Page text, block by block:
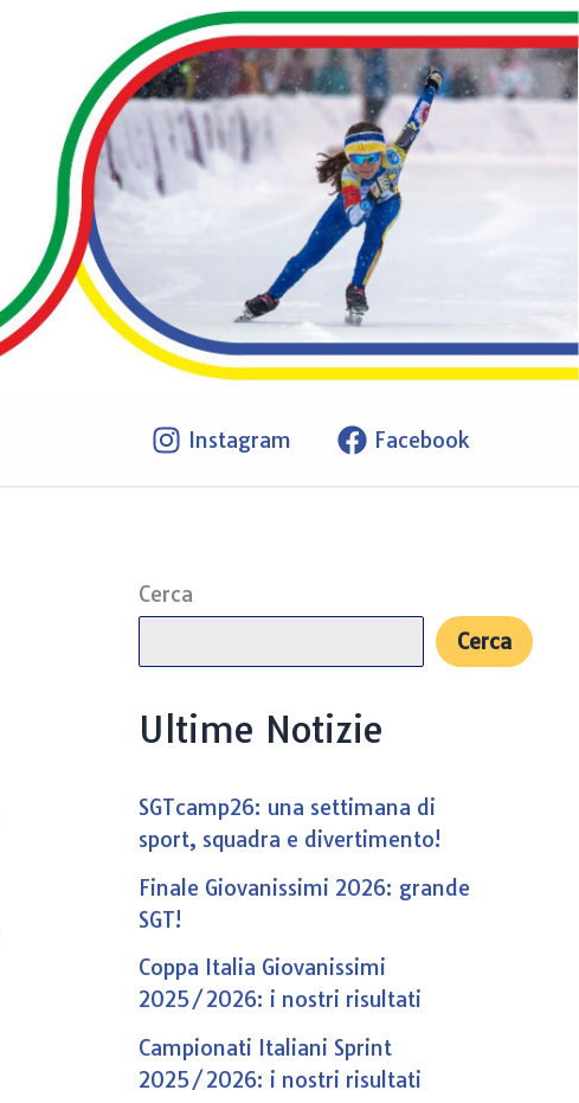
Instagram Facebook
Cerca
Cerca
Ultime Notizie
SGTcamp26: una settimana di
sport, squadra e divertimento!
Finale Giovanissimi 2026: grande
SGT!
Coppa Italia Giovanissimi
2025/2026: i nostri risultati
Campionati Italiani Sprint
2025/2026: i nostri risultati